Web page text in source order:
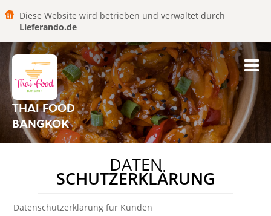
Diese Website wird betrieben und verwaltet durch
Lieferando.de
THAI FOOD
BANGKOK
DATEN
SCHUTZERKLÄRUNG
Datenschutzerklärung für Kunden